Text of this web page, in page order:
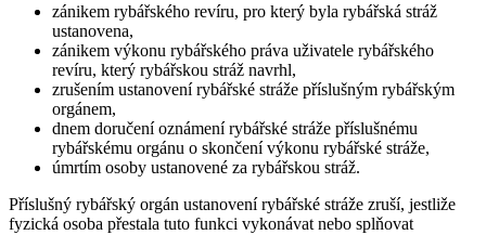
zánikem rybářského revíru, pro který byla rybářská stráž
ustanovena,
zánikem výkonu rybářského práva uživatele rybářského
revíru, který rybářskou stráž navrhl,
zrušením ustanovení rybářské stráže příslušným rybářským
orgánem,
dnem doručení oznámení rybářské stráže příslušnému
rybářskému orgánu o skončení výkonu rybářské stráže,
úmrtím osoby ustanovené za rybářskou stráž.
Příslušný rybářský orgán ustanovení rybářské stráže zruší, jestliže
fyzická osoba přestala tuto funkci vykonávat nebo splňovat